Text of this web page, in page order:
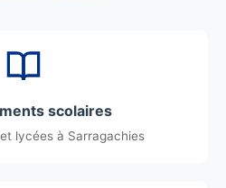
scolaires
lycées à Sarragachies